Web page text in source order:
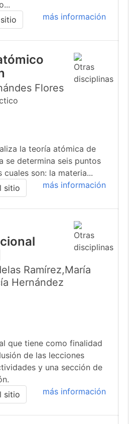
más información
Flores
la teoría atómica de
se determina seis puntos
cuales son: la materia...
más información
sitio
Ramírez,María
Hernández
que tiene como finalidad
de las lecciones
y una sección de
más información
sitio